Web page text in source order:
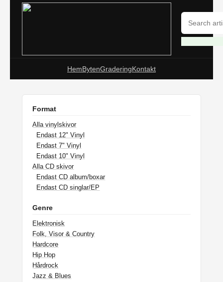
HemBytenGraderingKontakt
Format
Alla vinylskivor
Endast 12" Vinyl
Endast 7" Vinyl
Endast 10" Vinyl
Alla CD skivor
Endast CD album/boxar
Endast CD singlar/EP
Genre
Elektronisk
Folk, Visor & Country
Hardcore
Hip Hop
Hårdrock
Jazz & Blues